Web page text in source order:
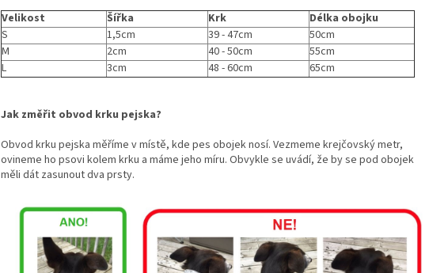
Velikost
Šířka Krk
Délka obojku
S
1,5cm 39 - 47cm
50cm
M
2cm 40 - 50cm
55cm
L
3cm 48 - 60cm 65cm
Jak změřit obvod krku pejska?
Obvod krku pejska měříme v místě, kde pes obojek nosí. Vezmeme krejčovský metr,
ovineme ho psovi kolem krku a máme jeho míru. Obvykle se uvádí, že by se pod obojek
měli dát zasunout dva prsty.